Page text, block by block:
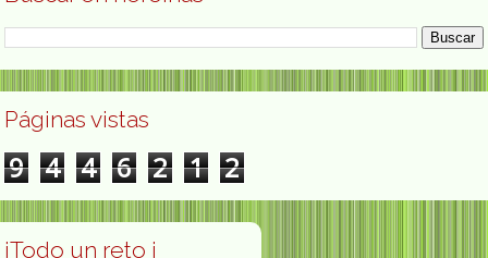
Páginas vistas
9 4 4 6 2 1 2
¡Todo un reto ¡